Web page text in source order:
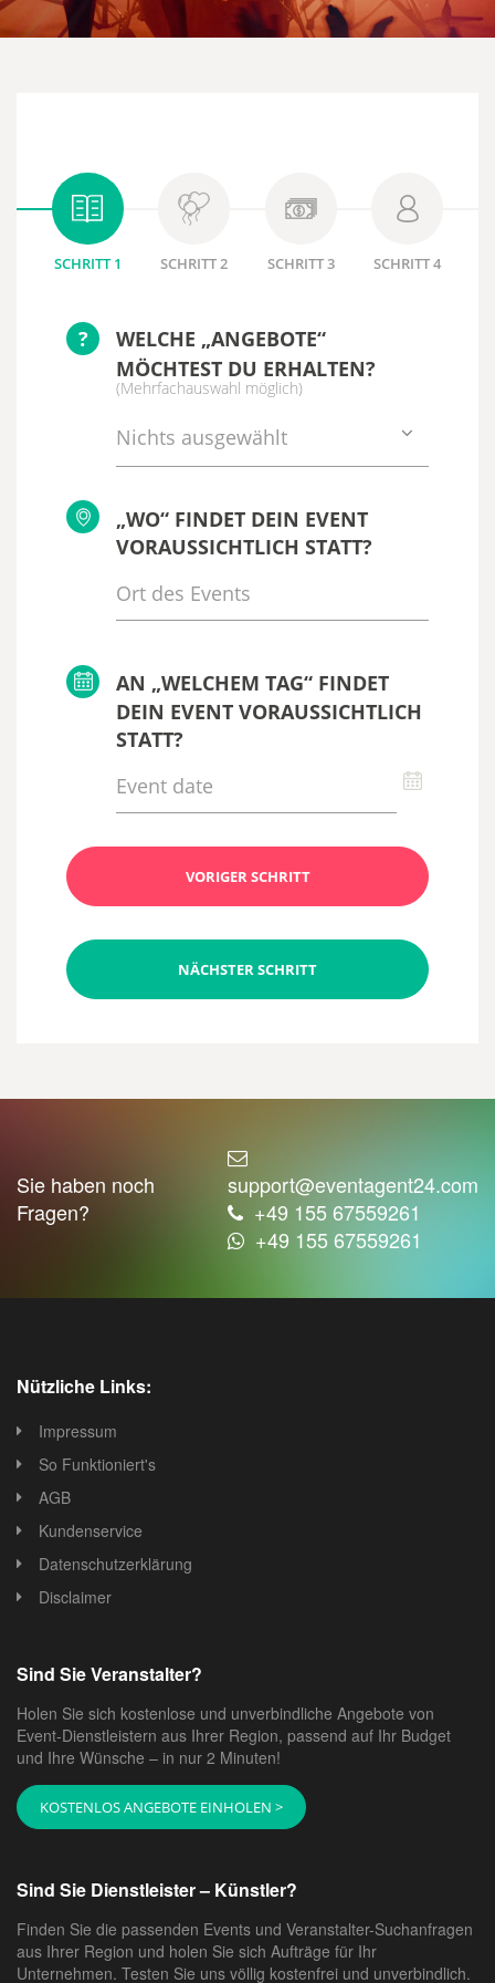
SCHRITT 1 SCHRITT 2 SCHRITT 3 SCHRITT 4
?
WELCHE „ANGEBOTE“
MÖCHTEST DU ERHALTEN?
(Mehrfachauswahl möglich)
Nichts ausgewählt
„WO“ FINDET DEIN EVENT
VORAUSSICHTLICH STATT?
AN „WELCHEM TAG“ FINDET
DEIN EVENT VORAUSSICHTLICH
STATT?
VORIGER SCHRITT
NÄCHSTER SCHRITT
Sie haben noch
Fragen?
support@eventagent24.com
+49 155 67559261
+49 155 67559261
Nützliche Links:
Impressum
So Funktioniert's
AGB
Kundenservice
Datenschutzerklärung
Disclaimer
Sind Sie Veranstalter?
Holen Sie sich kostenlose und unverbindliche Angebote von
Event-Dienstleistern aus Ihrer Region, passend auf Ihr Budget
und Ihre Wünsche – in nur 2 Minuten!
KOSTENLOS ANGEBOTE EINHOLEN >
Sind Sie Dienstleister – Künstler?
Finden Sie die passenden Events und Veranstalter-Suchanfragen
aus Ihrer Region und holen Sie sich Aufträge für Ihr
Unternehmen. Testen Sie uns völlig kostenfrei und unverbindlich.